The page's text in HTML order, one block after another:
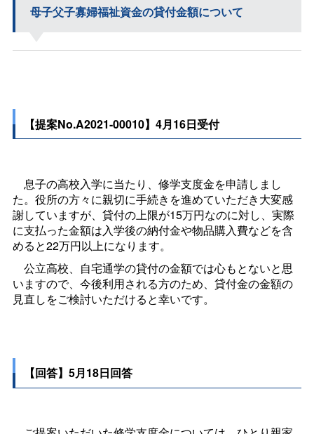
母子父子寡婦福祉資金の貸付金額について
【提案No.A2021-00010】4月16日受付
息子の高校入学に当たり、修学支度金を申請しまし
た。役所の方々に親切に手続きを進めていただき大変感
謝していますが、貸付の上限が15万円なのに対し、実際
に支払った金額は入学後の納付金や物品購入費などを含
めると22万円以上になります。
公立高校、自宅通学の貸付の金額では心もとないと思
いますので、今後利用される方のため、貸付金の金額の
見直しをご検討いただけると幸いです。
【回答】5月18日回答